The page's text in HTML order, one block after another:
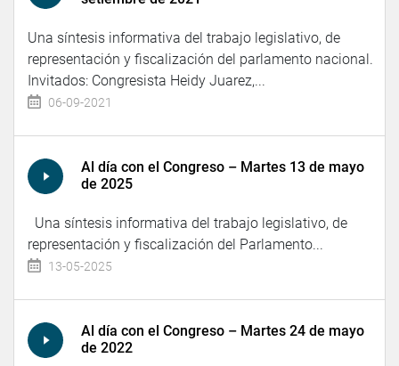
Una síntesis informativa del trabajo legislativo, de
representación y fiscalización del parlamento nacional.
Invitados: Congresista Heidy Juarez,...
06-09-2021
Al día con el Congreso – Martes 13 de mayo
de 2025
Una síntesis informativa del trabajo legislativo, de
representación y fiscalización del Parlamento...
13-05-2025
Al día con el Congreso – Martes 24 de mayo
de 2022